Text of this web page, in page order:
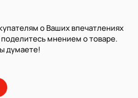
о Ваших впечатлениях
мнением о товаре.
думаете!